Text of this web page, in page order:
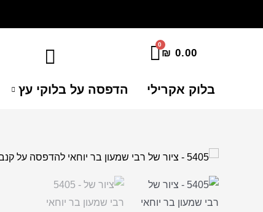
לתוכן
0.00
₪
בלוק אקרילי הדפסה על בלוקי עץ